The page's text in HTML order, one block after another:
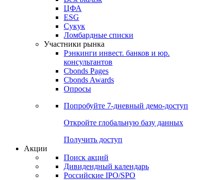
ЦФА
ESG
Сукук
Ломбардные списки
Участники рынка
Рэнкинги инвест. банков и юр.
консультантов
Cbonds Pages
Cbonds Awards
Опросы
Попробуйте 7-дневный демо-доступ
Откройте глобальную базу данных
Получить доступ
Акции
Поиск акций
Дивидендный календарь
Российские IPO/SPO